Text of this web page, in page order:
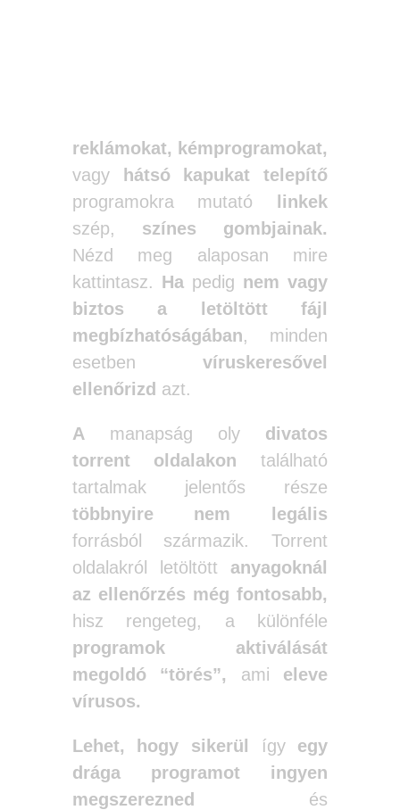
reklámokat, kémprogramokat,
vagy
hátsó kapukat telepítő
programokra mutató
linkek
szép, színes gombjainak.
Nézd meg alaposan mire
kattintasz. Hapedig nem vagy
biztos a letöltött fájl
megbízhatóságában, minden
esetben víruskeresővel
ellenőrizd azt.
A manapság oly divatos
torrent oldalakon található
tartalmak jelentős része
többnyire nem legális
forrásból származik. Torrent
oldalakról letöltött anyagoknál
az ellenőrzés még fontosabb,
hisz rengeteg, a különféle
programok aktiválását
megoldó “törés”,
ami eleve
vírusos.
Lehet, hogy sikerül így egy
drága programot ingyen
megszerezned
és